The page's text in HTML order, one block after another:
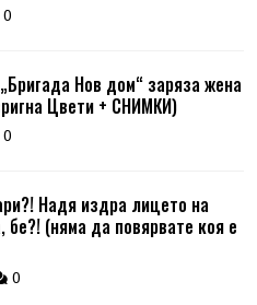
0
Нов дом“ заряза жена
Цвети + СНИМКИ)
0
Надя издра лицето на
бе?! (няма да повярвате коя е
0